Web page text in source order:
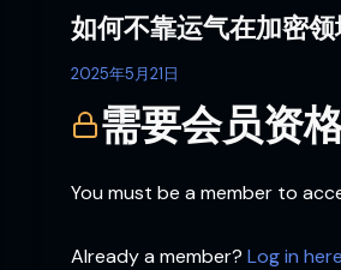
如何不靠运气在加密
2025年5月21日
需要会员资
You must be a member to
Already a member? Log in here
域
获
得
功